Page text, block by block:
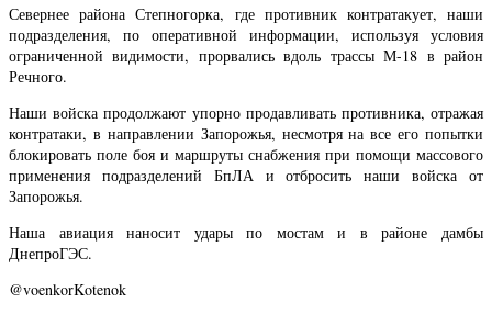
Севернее района Степногорка, где противник контратакует, наши
подразделения, по оперативной информации, используя условия
ограниченной видимости, прорвались вдоль трассы М-18 в район
Речного.
Наши войска продолжают упорно продавливать противника, отражая
контратаки, в направлении Запорожья, несмотря на все его попытки
блокировать поле боя и маршруты снабжения при помощи массового
применения подразделений БпЛА и отбросить наши войска от
Запорожья.
Наша авиация наносит удары по мостам и в районе дамбы
ДнепроГЭС.
@voenkorKotenok